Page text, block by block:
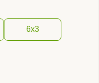
6x3